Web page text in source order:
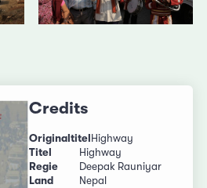
Credits
Originaltitel Highway
Titel
Highway
Regie
Deepak Rauniyar
Land
Nepal